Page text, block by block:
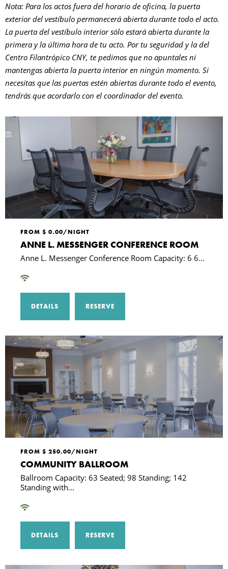
Nota: Para los actos fuera del horario de oficina, la puerta
exterior del vestíbulo permanecerá abierta durante todo el acto.
La puerta del vestíbulo interior sólo estará abierta durante la
primera y la última hora de tu acto. Por tu seguridad y la del
Centro Filantrópico CNY, te pedimos que no apuntales ni
mantengas abierta la puerta interior en ningún momento. Si
necesitas que las puertas estén abiertas durante todo el evento,
tendrás que acordarlo con el coordinador del evento.
FROM $ 0.00/NIGHT
ANNE L. MESSENGER CONFERENCE ROOM
Anne L. Messenger Conference Room Capacity: 6 6...
DETAILS RESERVE
FROM $ 250.00/NIGHT
COMMUNITY BALLROOM
Ballroom Capacity: 63 Seated; 98 Standing; 142
Standing with...
DETAILS RESERVE